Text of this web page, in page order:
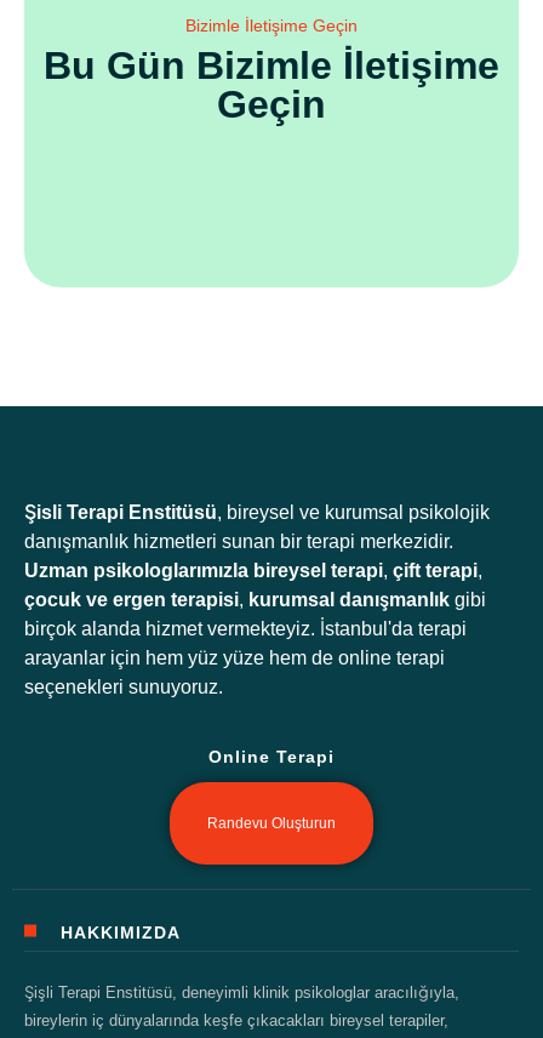
Bizimle İletişime Geçin
Bu Gün Bizimle İletişime
Geçin
Şisli Terapi Enstitüsü, bireysel ve kurumsal psikolojik
danışmanlık hizmetleri sunan bir terapi merkezidir.
Uzman psikologlarımızla bireysel terapi, çift terapi,
çocuk ve ergen terapisi, kurumsal danışmanlık gibi
birçok alanda hizmet vermekteyiz. İstanbul'da terapi
arayanlar için hem yüz yüze hem de online terapi
seçenekleri sunuyoruz.
Online Terapi
Randevu Oluşturun
HAKKIMIZDA
Şişli Terapi Enstitüsü, deneyimli klinik psikologlar aracılığıyla,
bireylerin iç dünyalarında keşfe çıkacakları bireysel terapiler,